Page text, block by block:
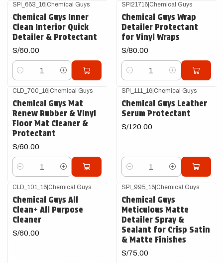
SPI_663_16|Chemical Guys
Chemical Guys Inner
Clean Interior Quick
Detailer & Protectant
S/60.00
Cantidad
SPI21716|Chemical Guys
Chemical Guys Wrap
Detailer Protectant
for Vinyl Wraps
S/80.00
Cantidad
CLD_700_16|Chemical Guys
Chemical Guys Mat
Renew Rubber & Vinyl
Floor Mat Cleaner &
Protectant
S/60.00
Cantidad
SPI_111_16|Chemical Guys
Chemical Guys Leather
Serum Protectant
S/120.00
Cantidad
CLD_101_16|Chemical Guys
Chemical Guys All
Clean+ All Purpose
Cleaner
S/60.00
SPI_995_16|Chemical Guys
Chemical Guys
Meticulous Matte
Detailer Spray &
Sealant for Crisp Satin
& Matte Finishes
S/75.00